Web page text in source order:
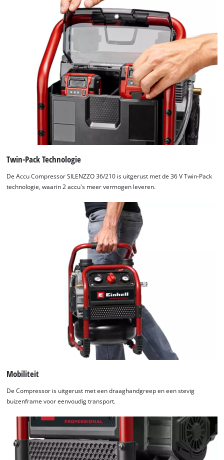
Usercentrics
Management
Twin-Pack Technologie
De Accu Compressor SILENZZO 36/210 is uitgerust met de 36 V Twin-Pack
technologie, waarin 2 accu's meer vermogen leveren.
Mobiliteit
De Compressor is uitgerust met een draaghandgreep en een stevig
buizenframe voor eenvoudig transport.